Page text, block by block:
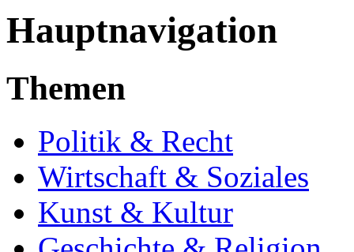
Hauptnavigation
Themen
Politik & Recht
Wirtschaft & Soziales
Kunst & Kultur